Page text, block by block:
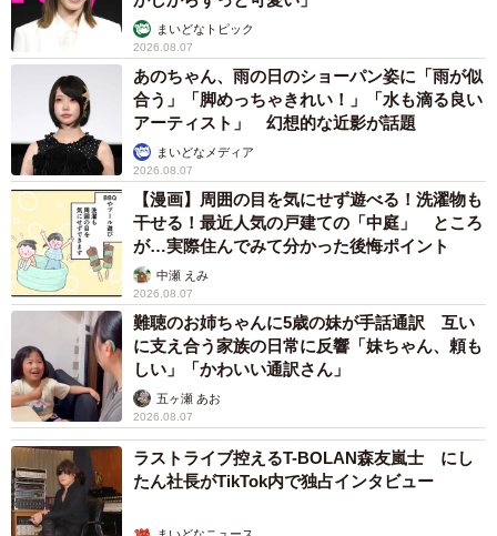
まいどなトピック
2026.08.07
あのちゃん、雨の日のショーパン姿に「雨が似
合う」「脚めっちゃきれい！」「水も滴る良い
アーティスト」 幻想的な近影が話題
まいどなメディア
2026.08.07
【漫画】周囲の目を気にせず遊べる！洗濯物も
干せる！最近人気の戸建ての「中庭」 ところ
が…実際住んでみて分かった後悔ポイント
中瀬 えみ
2026.08.07
難聴のお姉ちゃんに5歳の妹が手話通訳 互い
に支え合う家族の日常に反響「妹ちゃん、頼も
しい」「かわいい通訳さん」
五ヶ瀬 あお
2026.08.07
ラストライブ控えるT-BOLAN森友嵐士 にし
たん社長がTikTok内で独占インタビュー